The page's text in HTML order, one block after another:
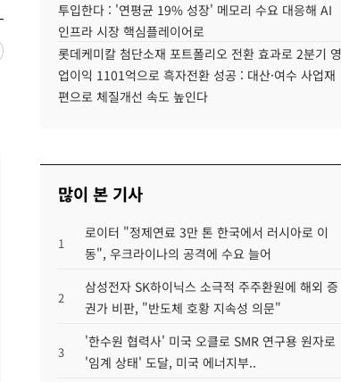
투입한다 : '연평균 19% 성장' 메모리 수요 대응해 AI
인프라 시장 핵심플레이어로
롯데케미칼 첨단소재 포트폴리오 전환 효과로 2분기 영
업이익 1101억으로 흑자전환 성공 : 대산·여수 사업재
편으로 체질개선 속도 높인다
많이 본 기사
1
로이터 "정제연료 3만 톤 한국에서 러시아로 이
동", 우크라이나의 공격에 수요 늘어
2
삼성전자 SK하이닉스 소극적 주주환원에 해외 증
권가 비판, "반도체 호황 지속성 의문"
3
'한수원 협력사' 미국 오클로 SMR 연구용 원자로
'임계 상태' 도달, 미국 에너지부..